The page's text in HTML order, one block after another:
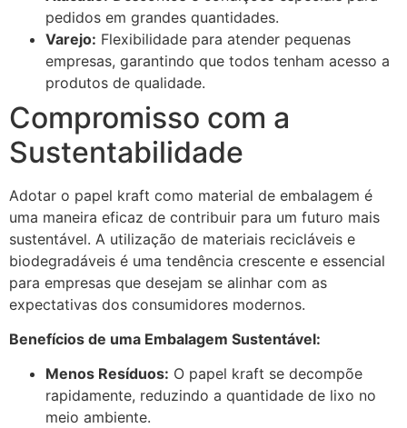
pedidos em grandes quantidades.
Varejo: Flexibilidade para atender pequenas
empresas, garantindo que todos tenham acesso a
produtos de qualidade.
Compromisso com a
Sustentabilidade
Adotar o papel kraft como material de embalagem é
uma maneira eficaz de contribuir para um futuro mais
sustentável. A utilização de materiais recicláveis e
biodegradáveis é uma tendência crescente e essencial
para empresas que desejam se alinhar com as
expectativas dos consumidores modernos.
Benefícios de uma Embalagem Sustentável:
Menos Resíduos: O papel kraft se decompõe
rapidamente, reduzindo a quantidade de lixo no
meio ambiente.